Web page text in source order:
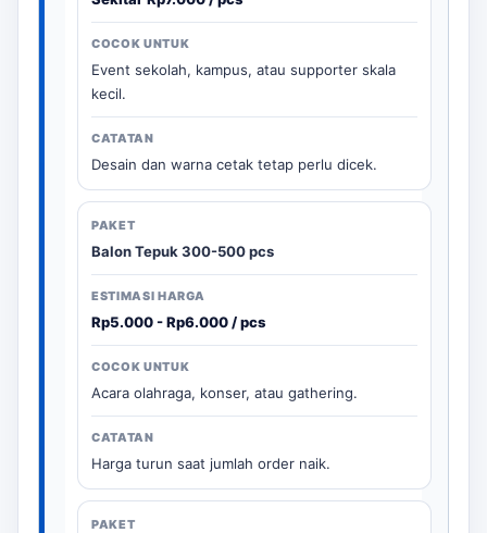
Event sekolah, kampus, atau supporter skala
kecil.
Desain dan warna cetak tetap perlu dicek.
Balon Tepuk 300-500 pcs
Rp5.000 - Rp6.000 / pcs
Acara olahraga, konser, atau gathering.
Harga turun saat jumlah order naik.